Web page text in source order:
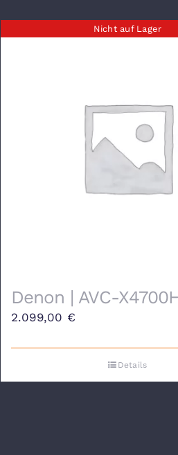
Nicht auf Lager
Denon | AVC-
2.099,00 €
Details